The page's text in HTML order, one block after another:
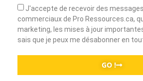
J'accepte de recevoir des
commerciaux de Pro Ressources.ca,
marketing, les mises à jour
sais que je peux me désabonner en
GO !